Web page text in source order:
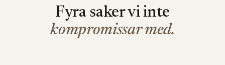
Fyra saker vi inte
kompromissar med.